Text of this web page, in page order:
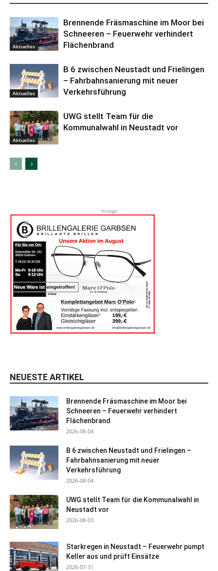
Aktuelles
Brennende Fräsmaschine im Moor bei
Schneeren – Feuerwehr verhindert
Flächenbrand
Aktuelles
B 6 zwischen Neustadt und Frielingen
– Fahrbahnsanierung mit neuer
Verkehrsführung
Aktuelles
UWG stellt Team für die
Kommunalwahl in Neustadt vor
Anzeige
NEUESTE ARTIKEL
Brennende Fräsmaschine im Moor bei
Schneeren – Feuerwehr verhindert
Flächenbrand
2026-08-04
B 6 zwischen Neustadt und Frielingen –
Fahrbahnsanierung mit neuer
Verkehrsführung
2026-08-04
UWG stellt Team für die Kommunalwahl in
Neustadt vor
2026-08-03
Starkregen in Neustadt – Feuerwehr pumpt
Keller aus und prüft Einsätze
2026-07-31